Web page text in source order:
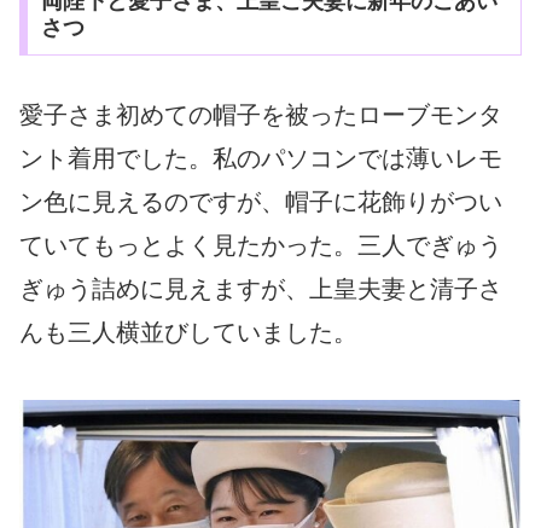
さつ
愛子さま初めての帽子を被ったローブモンタ
ント着用でした。私のパソコンでは薄いレモ
ン色に見えるのですが、帽子に花飾りがつい
ていてもっとよく見たかった。三人でぎゅう
ぎゅう詰めに見えますが、上皇夫妻と清子さ
んも三人横並びしていました。